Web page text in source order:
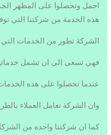
اجمل وتحصلوا على المظهر
هذه الخدمة من شركتنا التي
الشركة تطور من الخدمات
فهي تسعى الى ان تشمل
عندما تحصلوا على هذه
وان الشركة تعامل العملاء
كما ان شركتنا واحده من